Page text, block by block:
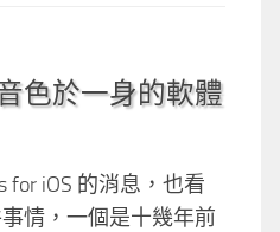
色於一身的軟體
for iOS 的消息，也看
情，一個是十幾年前